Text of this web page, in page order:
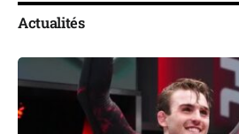
Actualités